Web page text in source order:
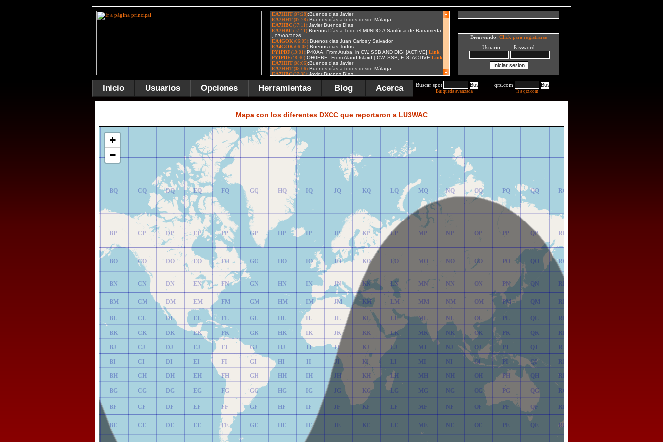
Bienvenido: Click para registrarse
Usuario Password
Inicio Usuarios Opciones Herramientas Blog Acerca Buscar spot
Búsqueda avanzada
qrz.com
Ir a qrz.com
Mapa con los diferentes DXCC que reportaron a LU3WAC
BE
BF
BG
BH
BI
BJ
BK
BL
BM
BN
BO
BP
BQ
BR
CE
CF
CG
CH
CI
CJ
CK
CL
CM
CN
CO
CP
CQ
CR
DE
DF
DG
DH
DI
DJ
DK
DL
DM
DN
DO
DP
DQ
DR
EE
EF
EG
EH
EI
EJ
EK
EL
EM
EN
EO
EP
EQ
ER
FE
FF
FG
FH
FI
FJ
FK
FL
FM
FN
FO
FP
FQ
FR
GE
GF
GG
GH
GI
GJ
GK
GL
GM
GN
GO
GP
GQ
GR
HE
HF
HG
HH
HI
HJ
HK
HL
HM
HN
HO
HP
HQ
HR
IE
IF
IG
IH
II
IJ
IK
IL
IM
IN
IO
IP
IQ
IR
JE
JF
JG
JH
JI
JJ
JK
JL
JM
JN
JO
JP
JQ
JR
KE
KF
KG
KH
KI
KJ
KK
KL
KM
KN
KO
KP
KQ
KR
LE
LF
LG
LH
LI
LJ
LK
LL
LM
LN
LO
LP
LQ
LR
ME
MF
MG
MH
MI
MJ
MK
ML
MM
MN
MO
MP
MQ
MR
NE
NF
NG
NH
NI
NJ
NK
NL
NM
NN
NO
NP
NQ
NR
OE
OF
OG
OH
OI
OJ
OK
OL
OM
ON
OO
OP
OQ
OR
PE
PF
PG
PH
PI
PJ
PK
PL
PM
PN
PO
PP
PQ
PR
QE
QF
QG
QH
QI
QJ
QK
QL
QM
QN
QO
QP
QQ
QR
RE
RF
RG
RH
RI
RJ
RK
RL
RM
RN
RO
RP
RQ
RR
+
−